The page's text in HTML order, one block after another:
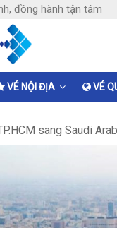
đồng hành tận tâm
VÉ NỘI ĐỊA VÉ
sang Saudi